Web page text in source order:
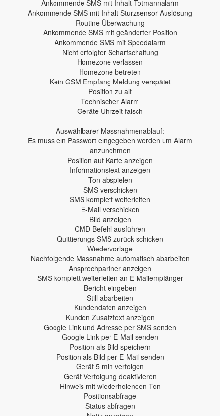
Ankommende SMS mit Inhalt Totmannalarm
Ankommende SMS mit Inhalt Sturzsensor Auslösung
Routine Überwachung
Ankommende SMS mit geänderter Position
Ankommende SMS mit Speedalarm
Nicht erfolgter Scharfschaltung
Homezone verlassen
Homezone betreten
Kein GSM Empfang Meldung verspätet
Position zu alt
Technischer Alarm
Geräte Uhrzeit falsch
Auswählbarer Massnahmenablauf:
Es muss ein Passwort eingegeben werden um Alarm
anzunehmen
Position auf Karte anzeigen
Informationstext anzeigen
Ton abspielen
SMS verschicken
SMS komplett weiterleiten
E-Mail verschicken
Bild anzeigen
CMD Befehl ausführen
Quittierungs SMS zurück schicken
Wiedervorlage
Nachfolgende Massnahme automatisch abarbeiten
Ansprechpartner anzeigen
SMS komplett weiterleiten an E-Mailempfänger
Bericht eingeben
Still abarbeiten
Kundendaten anzeigen
Kunden Zusatztext anzeigen
Google Link und Adresse per SMS senden
Google Link per E-Mail senden
Position als Bild speichern
Position als Bild per E-Mail senden
Gerät 5 min verfolgen
Gerät Verfolgung deaktivieren
Hinweis mit wiederholenden Ton
Positionsabfrage
Status abfragen